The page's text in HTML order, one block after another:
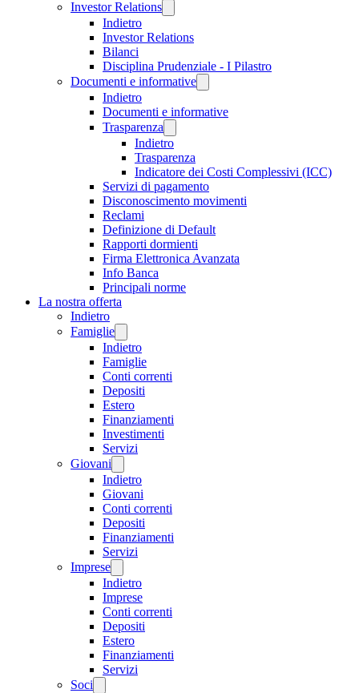
Investor Relations
Indietro
Investor Relations
Bilanci
Disciplina Prudenziale - I Pilastro
Documenti e informative
Indietro
Documenti e informative
Trasparenza
Indietro
Trasparenza
Indicatore dei Costi Complessivi (ICC)
Servizi di pagamento
Disconoscimento movimenti
Reclami
Definizione di Default
Rapporti dormienti
Firma Elettronica Avanzata
Info Banca
Principali norme
La nostra offerta
Indietro
Famiglie
Indietro
Famiglie
Conti correnti
Depositi
Estero
Finanziamenti
Investimenti
Servizi
Giovani
Indietro
Giovani
Conti correnti
Depositi
Finanziamenti
Servizi
Imprese
Indietro
Imprese
Conti correnti
Depositi
Estero
Finanziamenti
Servizi
Soci